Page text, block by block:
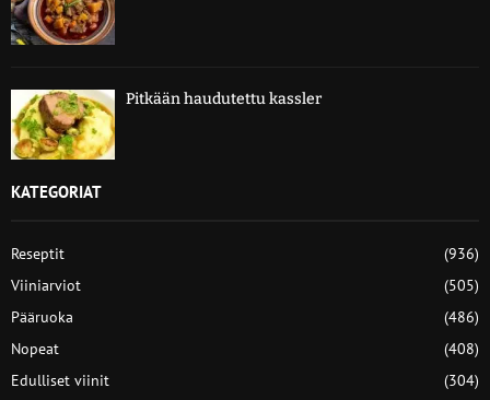
Pitkään haudutettu kassler
KATEGORIAT
Reseptit
(936)
Viiniarviot
(505)
Pääruoka
(486)
Nopeat
(408)
Edulliset viinit
(304)